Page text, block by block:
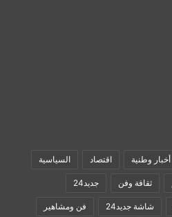
أخبار وطنية اقتصاد السياسية
ثقافة وفن جديد24
شاشة جديد24 فن ومشاهير